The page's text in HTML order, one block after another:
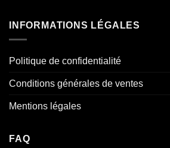
INFORMATIONS LÉGALES
Politique de confidentialité
Conditions générales de ventes
Mentions légales
FAQ